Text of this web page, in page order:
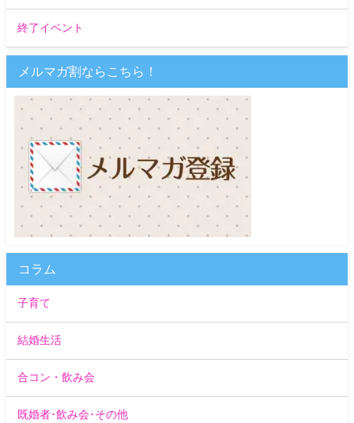
終了イベント
メルマガ割ならこちら！
コラム
子育て
結婚生活
合コン・飲み会
既婚者･飲み会･その他